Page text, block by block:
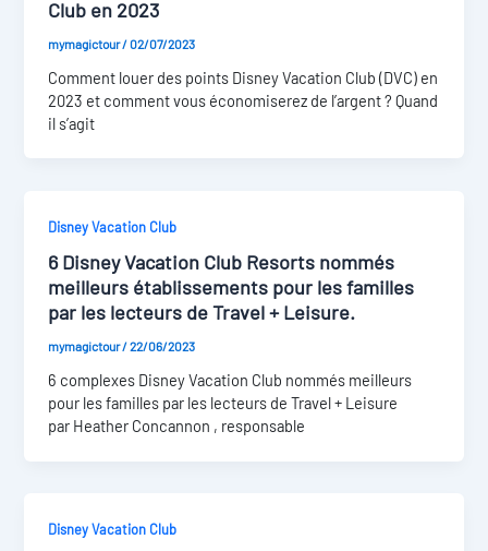
Club en 2023
mymagictour/02/07/2023
Comment louer des points Disney Vacation Club (DVC) en
2023 et comment vous économiserez de l’argent ? Quand
il s’agit
Disney Vacation Club
6 Disney Vacation Club Resorts nommés
meilleurs établissements pour les familles
par les lecteurs de Travel + Leisure.
mymagictour/22/06/2023
6 complexes Disney Vacation Club nommés meilleurs
pour les familles par les lecteurs de Travel + Leisure
par Heather Concannon , responsable
Disney Vacation Club